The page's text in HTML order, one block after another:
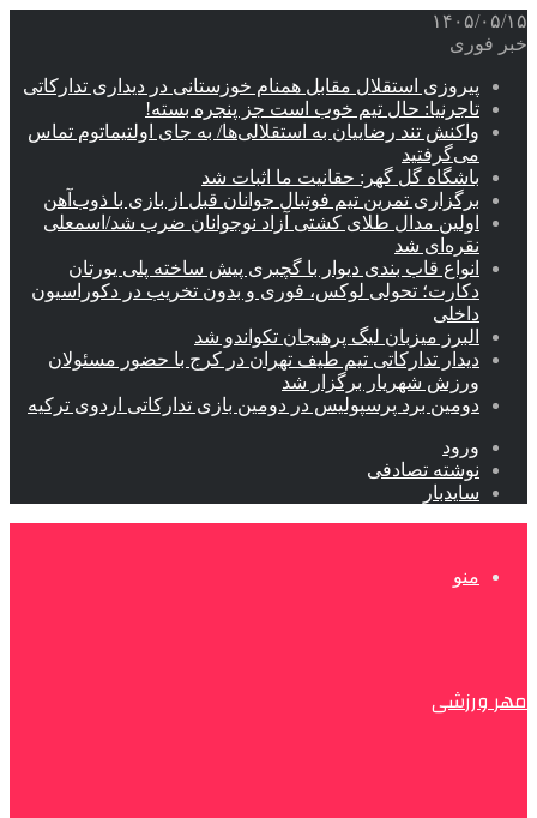
۱۴۰۵/۰۵/۱۵
خبر فوری
پیروزی استقلال مقابل همنام خوزستانی در دیداری تدارکاتی
تاجرنیا: حال تیم خوب است جز پنجره بسته!
واکنش تند رضاییان به استقلالی‌ها/ به جای اولتیماتوم تماس
می‌گرفتید
باشگاه گل گهر: حقانیت ما اثبات شد
برگزاری تمرین تیم فوتبال جوانان قبل از بازی با ذوب‌آهن
اولین مدال طلای کشتی آزاد نوجوانان ضرب شد/اسمعلی
نقره‌ای شد
انواع قاب بندی دیوار با گچبری پیش ساخته پلی یورتان
دکارت؛ تحولی لوکس، فوری و بدون تخریب در دکوراسیون
داخلی
البرز میزبان لیگ پرهیجان تکواندو شد
دیدار تدارکاتی تیم طیف تهران در کرج با حضور مسئولان
ورزش شهریار برگزار شد
دومین برد پرسپولیس در دومین بازی تدارکاتی اردوی ترکیه
ورود
نوشته تصادفی
سایدبار
منو
مهر ورزشی